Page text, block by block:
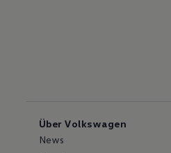
Über Volkswagen
News